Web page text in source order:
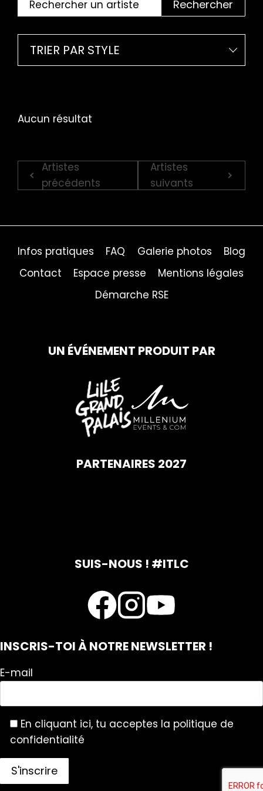
Rechercher
TRIER PAR STYLE
Aucun résultat
Artistes
précédents
Artistes
suivants
Infos pratiques FAQ Galerie photos
Blog
Contact
Espace presse
Mentions légales
Démarche RSE
UN ÉVÉNEMENT PRODUIT PAR
PARTENAIRES 2027
SUIS-NOUS ! #ITLC
INSCRIS-TOI À NOTRE NEWSLETTER !
E-mail
En cliquant ici, tu acceptes la politique de
confidentialité